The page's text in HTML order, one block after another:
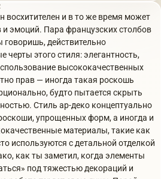
восхитителен и в то же время может
эмоций. Пара французских столбов
говоришь, действительно
черты этого стиля: элегантность,
высококачественных
прав — иногда такая роскошь
будто пытается скрыть
Стиль ар-деко концептуально
упрощенных форм, а иногда и
материалы, такие как
используются с детальной отделкой
как ты заметил, когда элементы
под тяжестью декораций и